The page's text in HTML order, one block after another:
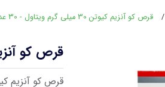
/ قرص کو آنزیم کیوتن 30 میلی گرم ویتاول - 30 عددی
قرص کو آنزیم کیوتن 30